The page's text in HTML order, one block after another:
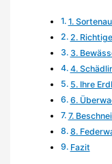
1.
2.
3.
4.
5. Ihre
6.
7.
8.
Fazit